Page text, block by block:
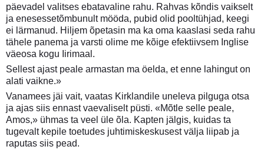
päevadel valitses ebatavaline rahu. Rahvas kõndis vaikselt
ja enesessetõmbunult mööda, pubid olid pooltühjad, keegi
ei lärmanud. Hiljem õpetasin ma ka oma kaaslasi seda rahu
tähele panema ja varsti olime me kõige efektiivsem Inglise
väeosa kogu Iirimaal.
Sellest ajast peale armastan ma öelda, et enne lahingut on
alati vaikne.»
Vanamees jäi vait, vaatas Kirklandile uneleva pilguga otsa
ja ajas siis ennast vaevaliselt püsti. «Mõtle selle peale,
Amos,» ühmas ta veel üle õla. Kapten jälgis, kuidas ta
tugevalt kepile toetudes juhtimiskeskusest välja liipab ja
raputas siis pead.